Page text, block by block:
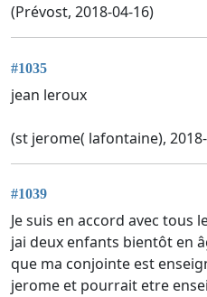
(Prévost, 2018-04-16)
#1035
jean leroux
(st jerome( lafontaine),
#1039
Je suis en accord avec tous
jai deux enfants bientôt en
que ma conjointe est
jerome et pourrait etre